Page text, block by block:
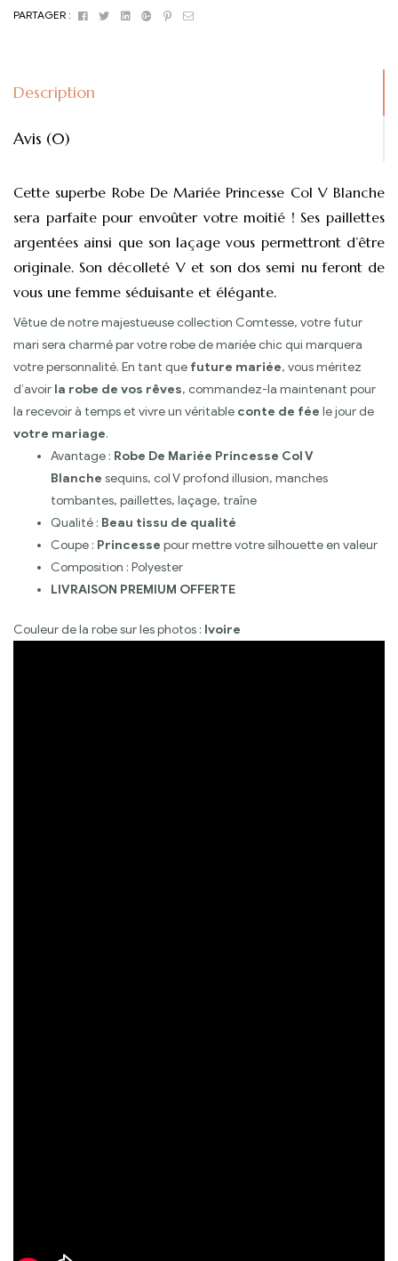
PARTAGER :
FacebookTwitterLinkedinGoogle+Pinterest
Email
Description
Avis (0)
Cette superbe Robe De Mariée Princesse Col V Blanche
sera parfaite pour envoûter votre moitié ! Ses paillettes
argentées ainsi que son laçage vous permettront d’être
originale. Son décolleté V et son dos semi nu feront de
vous une femme séduisante et élégante.
Vêtue de notre majestueuse collection Comtesse, votre futur
mari sera charmé par votre robe de mariée chic qui marquera
votre personnalité. En tant que future mariée, vous méritez
d’avoir la robe de vos rêves, commandez-la maintenant pour
la recevoir à temps et vivre un véritable conte de fée le jour de
votre mariage.
Avantage : Robe De Mariée Princesse Col V
Blanche sequins, col V profond illusion, manches
tombantes, paillettes, laçage, traîne
Qualité : Beau tissu de qualité
Coupe : Princesse pour mettre votre silhouette en valeur
Composition : Polyester
LIVRAISON PREMIUM OFFERTE
Couleur de la robe sur les photos : Ivoire